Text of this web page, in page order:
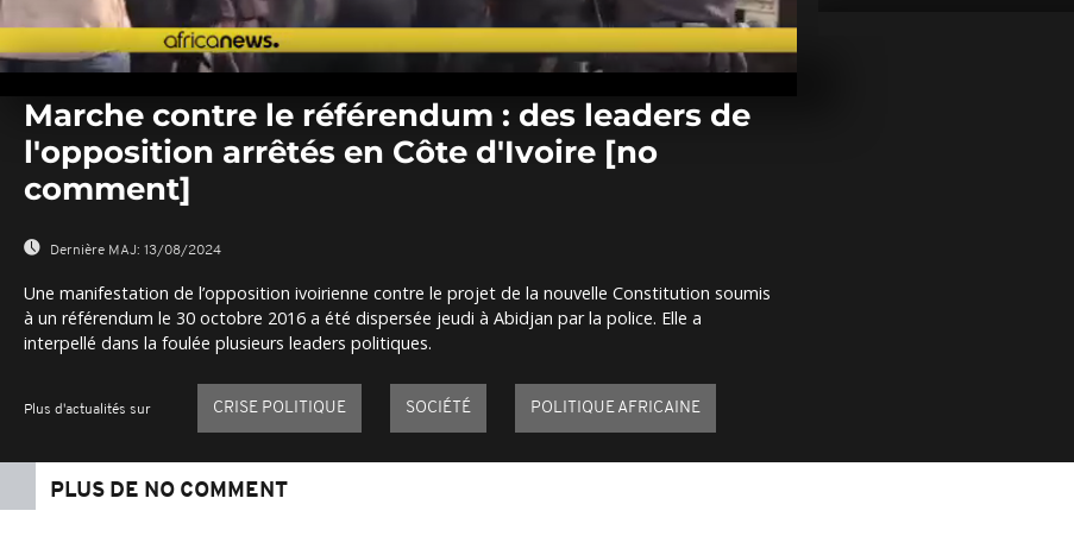
seconds
secondsVolume
Marche contre le référendum : des leaders de
l'opposition arrêtés en Côte d'Ivoire [no
comment]
Dernière MAJ: 13/08/2024
Une manifestation de l’opposition ivoirienne contre le projet de la nouvelle Constitution soumis
à un référendum le 30 octobre 2016 a été dispersée jeudi à Abidjan par la police. Elle a
interpellé dans la foulée plusieurs leaders politiques.
Plus d'actualités sur CRISE POLITIQUE SOCIÉTÉ POLITIQUE AFRICAINE
PLUS DE NO COMMENT